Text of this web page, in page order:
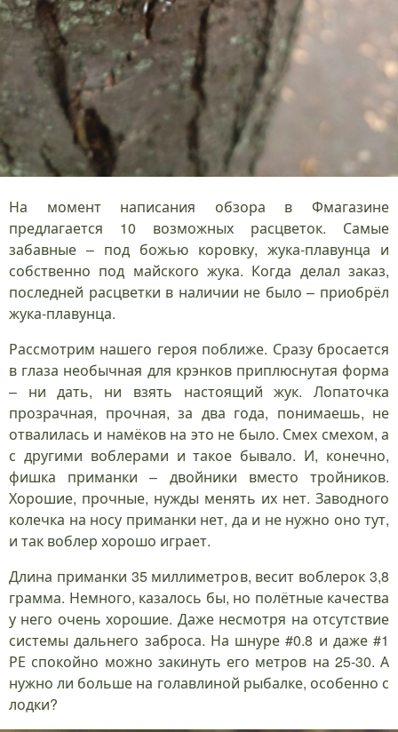
На момент написания обзора в Фмагазине
предлагается 10 возможных расцветок. Самые
забавные – под божью коровку, жука-плавунца и
собственно под майского жука. Когда делал заказ,
последней расцветки в наличии не было – приобрёл
жука-плавунца.
Рассмотрим нашего героя поближе. Сразу бросается
в глаза необычная для крэнков приплюснутая форма
– ни дать, ни взять настоящий жук. Лопаточка
прозрачная, прочная, за два года, понимаешь, не
отвалилась и намёков на это не было. Смех смехом, а
с другими воблерами и такое бывало. И, конечно,
фишка приманки – двойники вместо тройников.
Хорошие, прочные, нужды менять их нет. Заводного
колечка на носу приманки нет, да и не нужно оно тут,
и так воблер хорошо играет.
Длина приманки 35 миллиметров, весит воблерок 3,8
грамма. Немного, казалось бы, но полётные качества
у него очень хорошие. Даже несмотря на отсутствие
системы дальнего заброса. На шнуре #0.8 и даже #1
РЕ спокойно можно закинуть его метров на 25-30. А
нужно ли больше на голавлиной рыбалке, особенно с
лодки?